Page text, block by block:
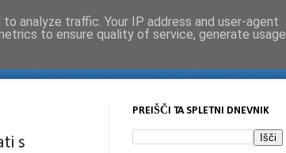
s
PREIŠČI TA SPLETNI DNEVNIK
analyze traffic. Your IP address and user-agent
to ensure quality of service, generate usage